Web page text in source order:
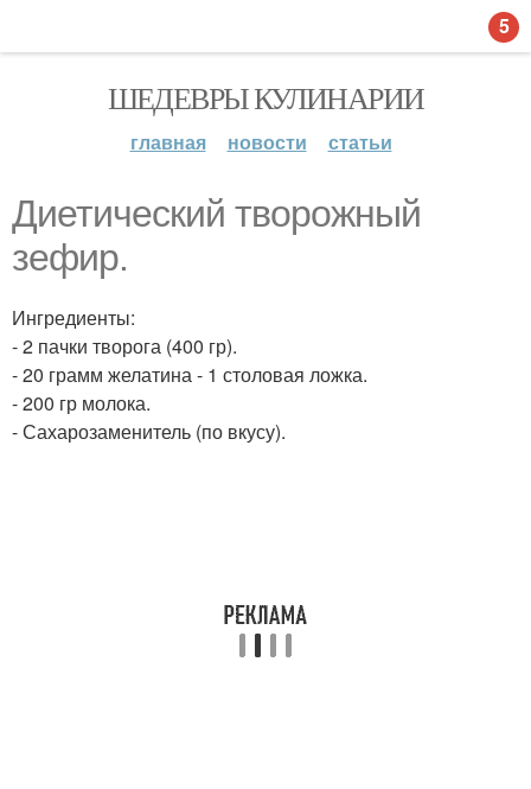
ШЕДЕВРЫ КУЛИНАРИИ
главная новости статьи
Диетический творожный
зефир.
Ингредиенты:
- 2 пачки творога (400 гр).
- 20 грамм желатина - 1 столовая ложка.
- 200 гр молока.
- Сахарозаменитель (по вкусу).
5